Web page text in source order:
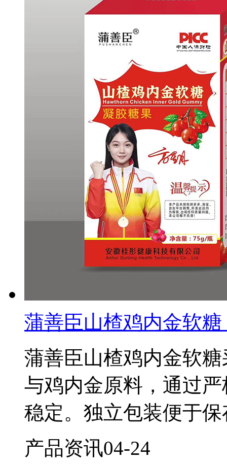
蒲善臣山楂鸡内金软
蒲善臣山楂鸡内金软
与鸡内金原料，通过
稳定。独立包装便于
产品资讯04-24